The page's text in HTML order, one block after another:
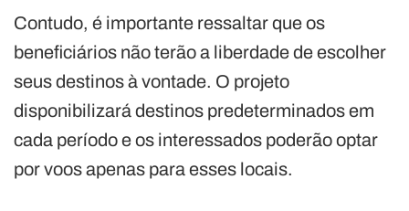
Contudo, é importante ressaltar que os
beneficiários não terão a liberdade de escolher
seus destinos à vontade. O projeto
disponibilizará destinos predeterminados em
cada período e os interessados ​​poderão optar
por voos apenas para esses locais.